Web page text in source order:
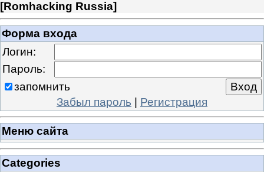
[Romhacking Russia]
Форма входа
Логин:
Пароль:
запомнить
Забыл пароль | Регистрация
Меню сайта
Categories